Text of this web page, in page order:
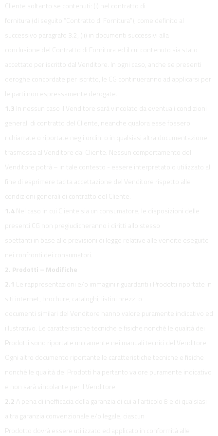
Cliente soltanto se contenuti: (i) nel contratto di
fornitura (di seguito “Contratto di Fornitura”), come definito al
successivo paragrafo 3.2, (ii) in documenti successivi alla
conclusione del Contratto di Fornitura ed il cui contenuto sia stato
accettato per iscritto dal Venditore. In ogni caso, anche se presenti
deroghe concordate per iscritto, le CG continueranno ad applicarsi per
le parti non espressamente derogate.
1.3 In nessun caso il Venditore sarà vincolato da eventuali condizioni
generali di contratto del Cliente, neanche qualora esse fossero
richiamate o riportate negli ordini o in qualsiasi altra documentazione
trasmessa al Venditore dal Cliente. Nessun comportamento del
Venditore potrà – in tale contesto - essere interpretato o utilizzato al
fine di esprimere tacita accettazione del Venditore rispetto alle
condizioni generali di contratto del Cliente.
1.4 Nel caso in cui Cliente sia un consumatore, le disposizioni delle
presenti CG non pregiudicheranno i diritti allo stesso
spettanti in base alle previsioni di legge relative alle vendite eseguite
nei confronti dei consumatori.
2. Prodotti – Modifiche
2.1
Le rappresentazioni e/o immagini riguardanti i Prodotti riportate in
siti internet, brochure, cataloghi, listini prezzi o
documenti similari del Venditore hanno valore puramente indicativo ed
illustrativo. Le caratteristiche tecniche e fisiche nonché le qualità dei
Prodotti sono riportate unicamente nei manuali tecnici del Venditore.
Ogni altro documento riportante le caratteristiche tecniche e fisiche
nonché le qualità dei Prodotti ha pertanto valore puramente indicativo
e non sarà vincolante per il Venditore.
2.2 A pena di inefficacia della garanzia di cui all’articolo 8 e di qualsiasi
altra garanzia convenzionale e/o legale, ciascun
Prodotto dovrà essere utilizzato ed applicato in conformità alle